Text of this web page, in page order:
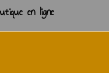
en ligne